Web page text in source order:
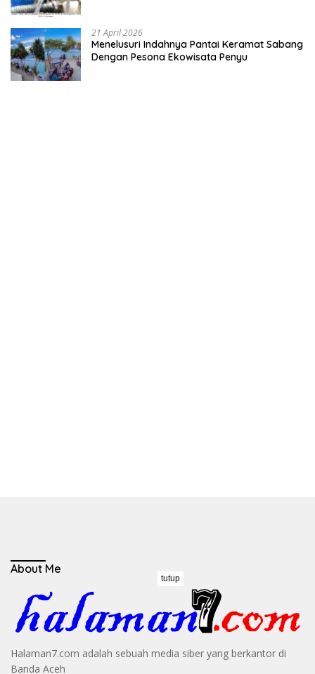
21 April 2026
Menelusuri Indahnya Pantai Keramat Sabang
Dengan Pesona Ekowisata Penyu
About Me
Halaman7.com adalah sebuah media siber yang berkantor di
Banda Aceh
tutup